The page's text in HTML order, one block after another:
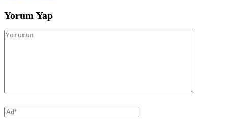
Yorum Yap